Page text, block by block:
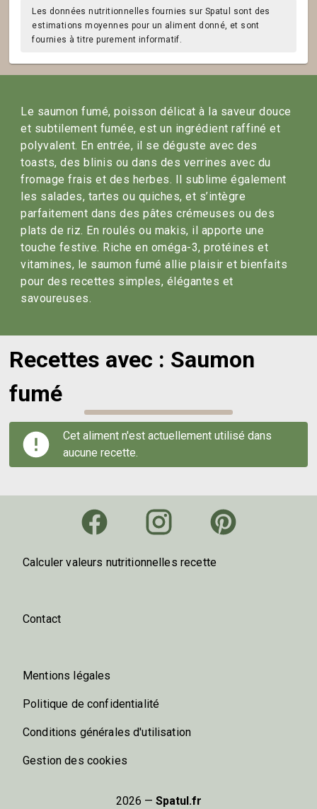
Les données nutritionnelles fournies sur Spatul sont des
estimations moyennes pour un aliment donné, et sont
fournies à titre purement informatif.
Le saumon fumé, poisson délicat à la saveur douce
et subtilement fumée, est un ingrédient raffiné et
polyvalent. En entrée, il se déguste avec des
toasts, des blinis ou dans des verrines avec du
fromage frais et des herbes. Il sublime également
les salades, tartes ou quiches, et s’intègre
parfaitement dans des pâtes crémeuses ou des
plats de riz. En roulés ou makis, il apporte une
touche festive. Riche en oméga-3, protéines et
vitamines, le saumon fumé allie plaisir et bienfaits
pour des recettes simples, élégantes et
savoureuses.
Recettes avec : Saumon
fumé
Cet aliment n'est actuellement utilisé dans
aucune recette.
Calculer valeurs nutritionnelles recette
Contact
Mentions légales
Politique de confidentialité
Conditions générales d'utilisation
Gestion des cookies
2026 — Spatul.fr